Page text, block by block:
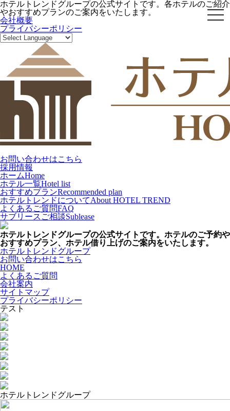
ホテルトレンドグループの公式サイトです。各ホテルのご紹介
やおすすめプランのご案内をいたします。
会社概要
プライバシーポリシー
お問い合わせはこちら
採用情報
ホームHome
ホテル一覧Hotel list
おすすめプランRecommended plan
ホテルトレンドについてAbout HOTEL TREND
よくあるご質問FAQ
サブリースご相談Sublease
ホテルトレンドグループの公式サイトです。ホテルのご予約や
おすすめプラン、ホテル借り上げのご案内をいたします。
ホテルトレンドグループ
お問い合わせはこちら
HOME
よくあるご質問
会社案内
サイトマップ
プライバシーポリシー
テスト
ホテルトレンドグループ